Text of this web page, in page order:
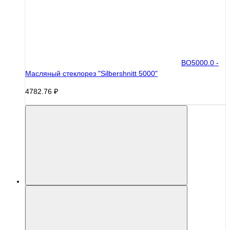
BO5000.0 -
Масляный стеклорез "Silbershnitt 5000"
4782.76 ₽